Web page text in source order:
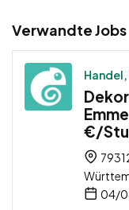
Verwandte Jobs
€/
04/